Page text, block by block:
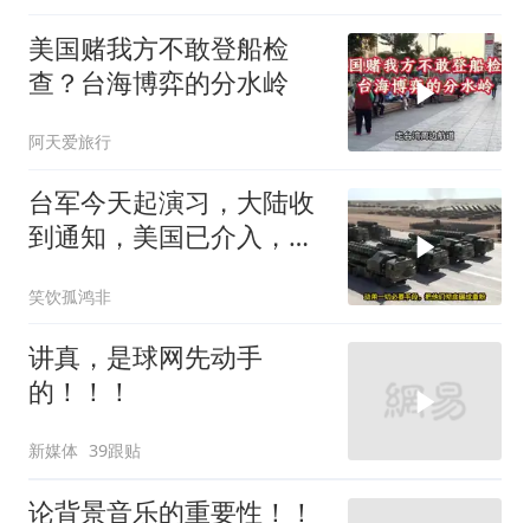
美国赌我方不敢登船检
查？台海博弈的分水岭
阿天爱旅行
台军今天起演习，大陆收
到通知，美国已介入，日
笑饮孤鸿非
讲真，是球网先动手
的！！！
新媒体 39跟贴
论背景音乐的重要性！！